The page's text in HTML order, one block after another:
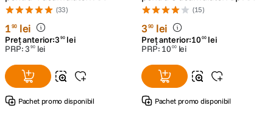
10 . insta 360
(33)
190 lei
Preț anterior:3 90 lei
PRP:3 90 lei
Pachet promo disponibil
(15)
390 lei
Preț anterior:10 00 lei
PRP: 10 00 lei
Pachet promo disponibil